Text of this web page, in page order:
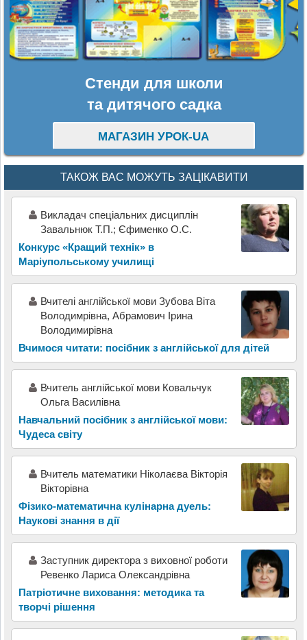
Стенди для школи
та дитячого садка
МАГАЗИН УРОК-UA
ТАКОЖ ВАС МОЖУТЬ ЗАЦІКАВИТИ
Викладач спеціальних дисциплін
Завальнюк Т.П.; Єфименко О.С.
Конкурс «Кращий технік» в
Маріупольському училищі
Вчителі англійської мови Зубова Віта
Володимрівна, Абрамович Ірина
Володимирівна
Вчимося читати: посібник з англійської для дітей
Вчитель англійської мови Ковальчук
Ольга Василівна
Навчальний посібник з англійської мови:
Чудеса світу
Вчитель математики Ніколаєва Вікторія
Вікторівна
Фізико-математична кулінарна дуель:
Наукові знання в дії
Заступник директора з виховної роботи
Ревенко Лариса Олександрівна
Патріотичне виховання: методика та
творчі рішення